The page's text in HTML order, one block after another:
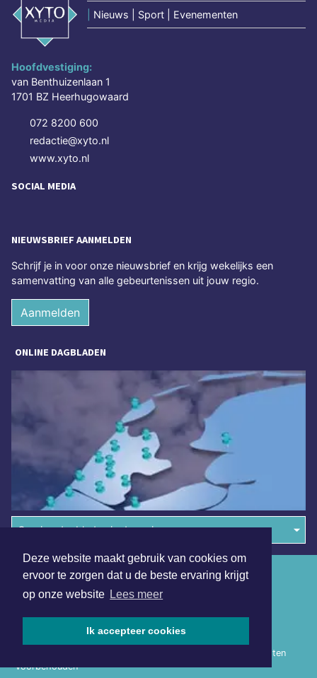
Deze website maakt gebruik van cookies om
ervoor te zorgen dat u de beste ervaring krijgt
op onze website Lees meer
Ik accepteer cookies
Nieuws | Sport | Evenementen
Hoofdvestiging:
van Benthuizenlaan 1
1701 BZ Heerhugowaard
072 8200 600
redactie@xyto.nl
www.xyto.nl
SOCIAL MEDIA
NIEUWSBRIEF AANMELDEN
Schrijf je in voor onze nieuwsbrief en krijg wekelijks een
samenvatting van alle gebeurtenissen uit jouw regio.
Aanmelden
ONLINE DAGBLADEN
Overige dagbladen in de regio
Copyright (c) 2026 | Heerhugowaardsdagblad.nl - Alle rechten
voorbehouden
Algemene voorwaarden
Disclaimer